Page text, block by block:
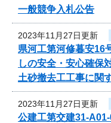
一般競争入札公告
2023年11月27日更新
県河工第河修暮安16
しの安全・安心確
土砂撤去工工事に関
2023年11月27日更新
公建工第交建31-